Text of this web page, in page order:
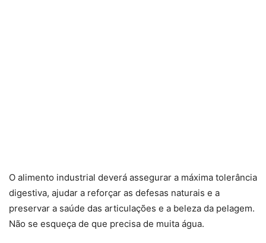
O alimento industrial deverá assegurar a máxima tolerância
digestiva, ajudar a reforçar as defesas naturais e a
preservar a saúde das articulações e a beleza da pelagem.
Não se esqueça de que precisa de muita água.